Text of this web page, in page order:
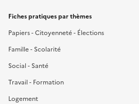
Fiches pratiques par thèmes
Papiers - Citoyenneté - Élections
Famille - Scolarité
Social - Santé
Travail - Formation
Logement